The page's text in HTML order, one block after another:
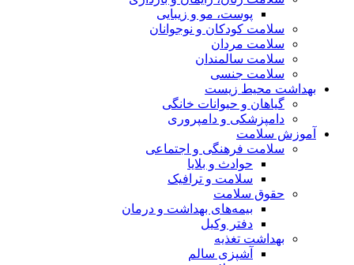
پوست، مو و زیبایی
سلامت کودکان و نوجوانان
سلامت مردان
سلامت سالمندان
سلامت جنسی
بهداشت محیط زیست
گیاهان و حیوانات خانگی
دامپزشکی و دامپروری
آموزش سلامت
سلامت فرهنگی و اجتماعی
حوادث و بلایا
سلامت و ترافیک
حقوق سلامت
بیمه‌های بهداشت و درمان
دفتر وکیل
بهداشت تغذیه
آشپزی سالم